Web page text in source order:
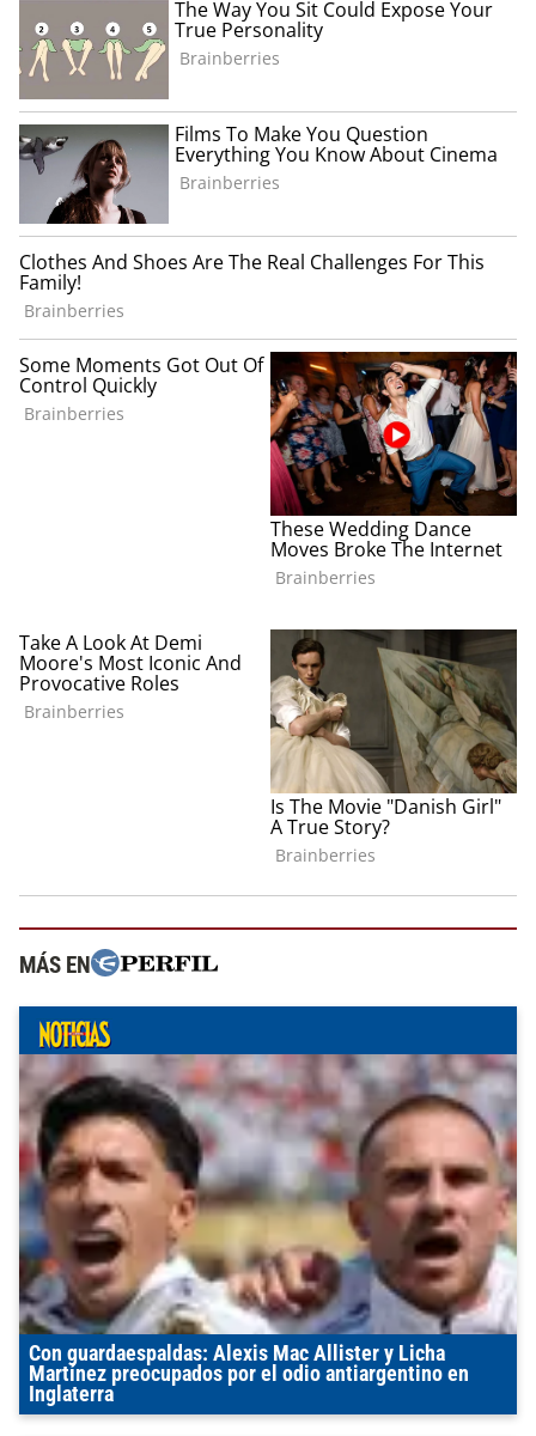
MÁS EN
Con guardaespaldas: Alexis Mac Allister y Licha
Martínez preocupados por el odio antiargentino en
Inglaterra